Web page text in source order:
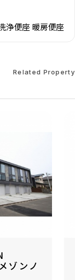
浄便座 暖房便座
Related Property
町
区中倉3丁